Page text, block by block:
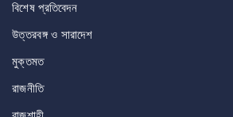
বিশেষ প্রতিবেদন
উত্তরবঙ্গ ও সারাদেশ
মুক্তমত
রাজনীতি